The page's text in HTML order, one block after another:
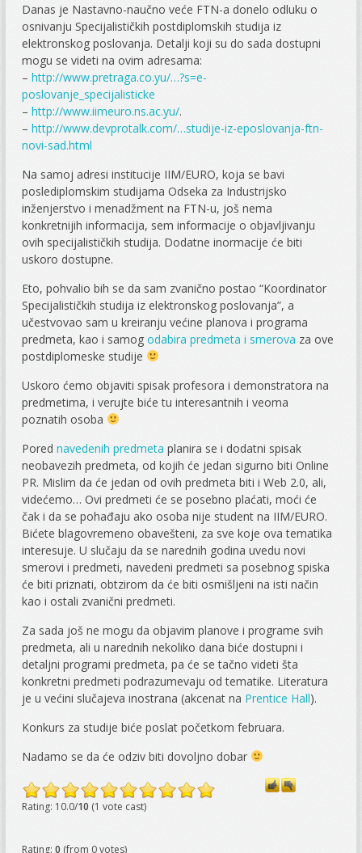
Danas je Nastavno-naučno veće FTN-a donelo odluku o
osnivanju Specijalističkih postdiplomskih studija iz
elektronskog poslovanja. Detalji koji su do sada dostupni
mogu se videti na ovim adresama:
–http://www.pretraga.co.yu/…?s=e-
poslovanje_specijalisticke
–http://www.iimeuro.ns.ac.yu/.
–http://www.devprotalk.com/…studije-iz-eposlovanja-ftn-
novi-sad.html
Na samoj adresi institucije IIM/EURO, koja se bavi
poslediplomskim studijama Odseka za Industrijsko
inženjerstvo i menadžment na FTN-u, još nema
konkretnijih informacija, sem informacije o objavljivanju
ovih specijalističkih studija. Dodatne inormacije će biti
uskoro dostupne.
Eto, pohvalio bih se da sam zvanično postao “Koordinator
Specijalističkih studija iz elektronskog poslovanja”, a
učestvovao sam u kreiranju većine planova i programa
predmeta, kao i samogodabira predmeta i smerova za ove
postdiplomeske studije
Uskoro ćemo objaviti spisak profesora i demonstratora na
predmetima, i verujte biće tu interesantnih i veoma
poznatih osoba
Porednavedenih predmeta planira se i dodatni spisak
neobavezih predmeta, od kojih će jedan sigurno biti Online
PR. Mislim da će jedan od ovih predmeta biti i Web 2.0, ali,
videćemo… Ovi predmeti će se posebno plaćati, moći će
čak i da se pohađaju ako osoba nije student na IIM/EURO.
Bićete blagovremeno obavešteni, za sve koje ova tematika
interesuje. U slučaju da se narednih godina uvedu novi
smerovi i predmeti, navedeni predmeti sa posebnog spiska
će biti priznati, obtzirom da će biti osmišljeni na isti način
kao i ostali zvanični predmeti.
Za sada još ne mogu da objavim planove i programe svih
predmeta, ali u narednih nekoliko dana biće dostupni i
detaljni programi predmeta, pa će se tačno videti šta
konkretni predmeti podrazumevaju od tematike. Literatura
je u većini slučajeva inostrana (akcenat na Prentice Hall).
Konkurs za studije biće poslat početkom februara.
Nadamo se da će odziv biti dovoljno dobar
Rating: 10.0/10 (1 vote cast)
Rating:0 (from 0 votes)